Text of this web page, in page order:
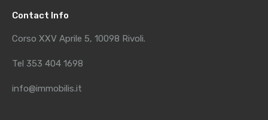
Contact Info
Corso XXV Aprile 5, 10098 Rivoli.
Tel 353 404 1698
info@immobilis.it